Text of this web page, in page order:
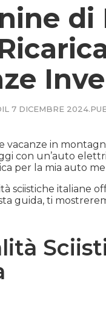
di
IL 7 DICEMBRE 2024.
vacanze in
con un’auto
per la mia auto
sciistiche italiane
guida, ti